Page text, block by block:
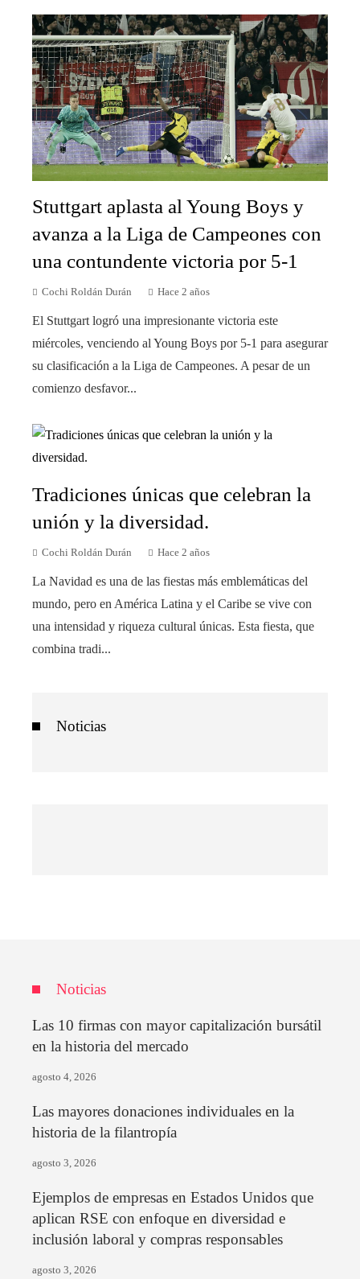
Stuttgart aplasta al Young Boys y
avanza a la Liga de Campeones con
una contundente victoria por 5-1
Cochi Roldán Durán Hace 2 años
El Stuttgart logró una impresionante victoria este
miércoles, venciendo al Young Boys por 5-1 para asegurar
su clasificación a la Liga de Campeones. A pesar de un
comienzo desfavor...
Tradiciones únicas que celebran la
unión y la diversidad.
Cochi Roldán Durán Hace 2 años
La Navidad es una de las fiestas más emblemáticas del
mundo, pero en América Latina y el Caribe se vive con
una intensidad y riqueza cultural únicas. Esta fiesta, que
combina tradi...
Noticias
Noticias
Las 10 firmas con mayor capitalización bursátil
en la historia del mercado
agosto 4, 2026
Las mayores donaciones individuales en la
historia de la filantropía
agosto 3, 2026
Ejemplos de empresas en Estados Unidos que
aplican RSE con enfoque en diversidad e
inclusión laboral y compras responsables
agosto 3, 2026